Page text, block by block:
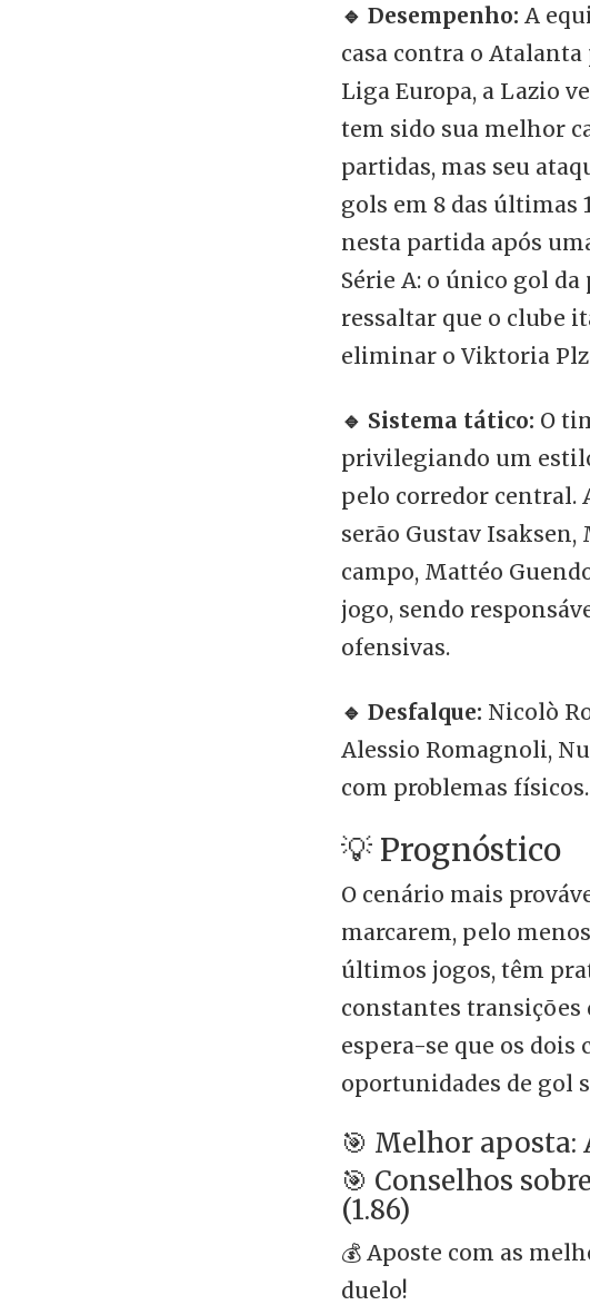
🔹 Desempenho: A
casa contra o
Liga Europa, a Lazio
tem sido sua melhor
partidas, mas seu
gols em 8 das últimas
nesta partida após
Série A: o único gol
ressaltar que o clube
eliminar o Viktoria
🔹 Sistema tático: O
privilegiando um
pelo corredor central.
serão Gustav
campo, Mattéo
jogo, sendo
ofensivas.
🔹 Desfalque: Nicolò
Alessio Romagnoli,
com problemas físicos.
💡 Prognóstico
O cenário mais
marcarem, pelo
últimos jogos, têm
constantes transições
espera-se que os dois
oportunidades de gol
🎯 Melhor aposta:
🎯 Conselhos
(1.86)
💰 Aposte com as
duelo!